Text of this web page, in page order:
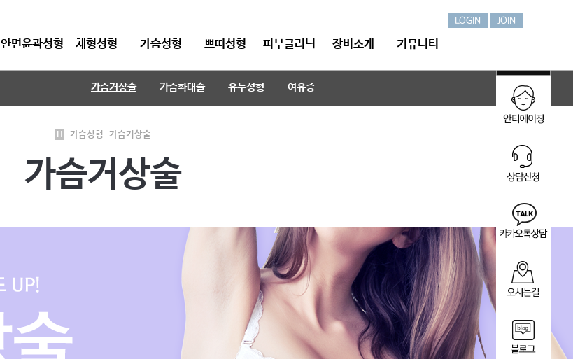
LOGIN JOIN
안면윤곽성형 체형성형 가슴성형
가슴거상술 가슴확대술 유두성형 여유증
쁘띠성형 피부클리닉 장비소개 커뮤니티
H -가슴성형-가슴거상술
가슴거상술